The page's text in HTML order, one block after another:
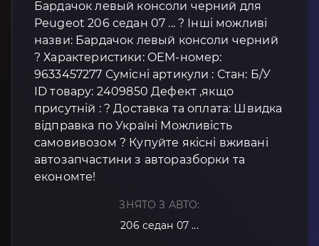
Бардачок левый консоли черний для
Peugeot 206 седан 07 ... ? Інші можливі
назви: Бардачок левый консоли черний
? Характеристики: OEM-номер:
9633457277 Сумісні артикули : Стан: Б/У
ID товару: 2409850 Дефект ,якщо
присутній : ? Доставка та оплата: Швидка
відправка по Україні Можливість
самовивозом ? Купуйте якісні вживані
автозапчастини з авторазборки та
економте!
ЗНЯТО З АВТО:
206 седан 07 ...